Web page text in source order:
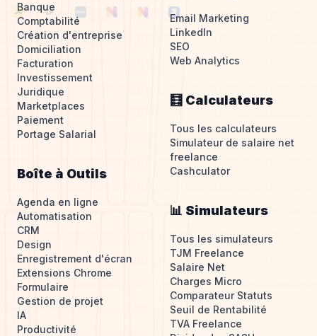
Banque
Comptabilité
Création d'entreprise
Domiciliation
Facturation
Investissement
Juridique
Marketplaces
Paiement
Portage Salarial
Boîte à Outils
Agenda en ligne
Automatisation
CRM
Design
Enregistrement d'écran
Extensions Chrome
Formulaire
Gestion de projet
IA
Productivité
Email Marketing
LinkedIn
SEO
Web Analytics
🧮 Calculateurs
Tous les calculateurs
Simulateur de salaire net
freelance
Cashculator
📊 Simulateurs
Tous les simulateurs
TJM Freelance
Salaire Net
Charges Micro
Comparateur Statuts
Seuil de Rentabilité
TVA Freelance